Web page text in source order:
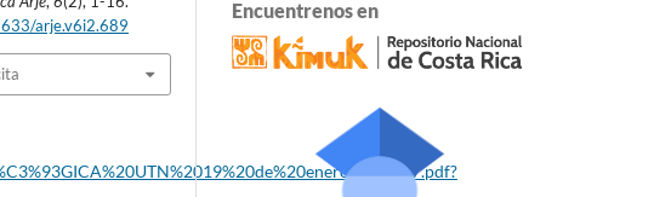
arje.v6i2.689
Encuentrenos en